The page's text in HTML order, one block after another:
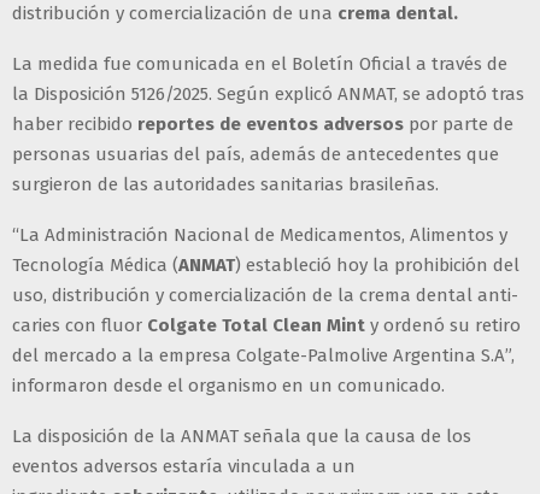
distribución y comercialización de una crema dental.
La medida fue comunicada en el Boletín Oficial a través de
la Disposición 5126/2025. Según explicó ANMAT, se adoptó tras
haber recibido reportes de eventos adversos por parte de
personas usuarias del país, además de antecedentes que
surgieron de las autoridades sanitarias brasileñas.
“La Administración Nacional de Medicamentos, Alimentos y
Tecnología Médica (ANMAT) estableció hoy la prohibición del
uso, distribución y comercialización de la crema dental anti-
caries con fluor Colgate Total Clean Mint y ordenó su retiro
del mercado a la empresa Colgate-Palmolive Argentina S.A”,
informaron desde el organismo en un comunicado.
La disposición de la ANMAT señala que la causa de los
eventos adversos estaría vinculada a un